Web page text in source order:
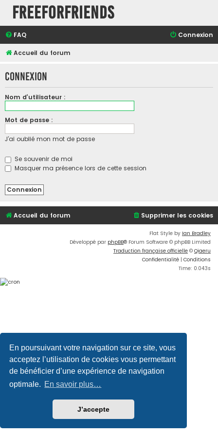
En poursuivant votre navigation sur ce site, vous
acceptez l’utilisation de cookies vous permettant
de bénéficier d’une expérience de navigation
optimale. En savoir plus…
J’accepte
FreeForFriends
FAQ Connexion
Accueil du forum
Connexion
Nom d’utilisateur :
Mot de passe :
J’ai oublié mon mot de passe
Se souvenir de moi
Masquer ma présence lors de cette session
Accueil du forum Supprimer les cookies
Flat Style by Ian Bradley
Développé par phpBB® Forum Software © phpBB Limited
Traduction française officielle © Qiaeru
Confidentialité | Conditions
Time: 0.043s